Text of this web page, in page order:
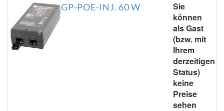
GP-POE-INJ. 60 W
Sie
können
als Gast
(bzw. mit
Ihrem
derzeitigen
Status)
keine
Preise
sehen